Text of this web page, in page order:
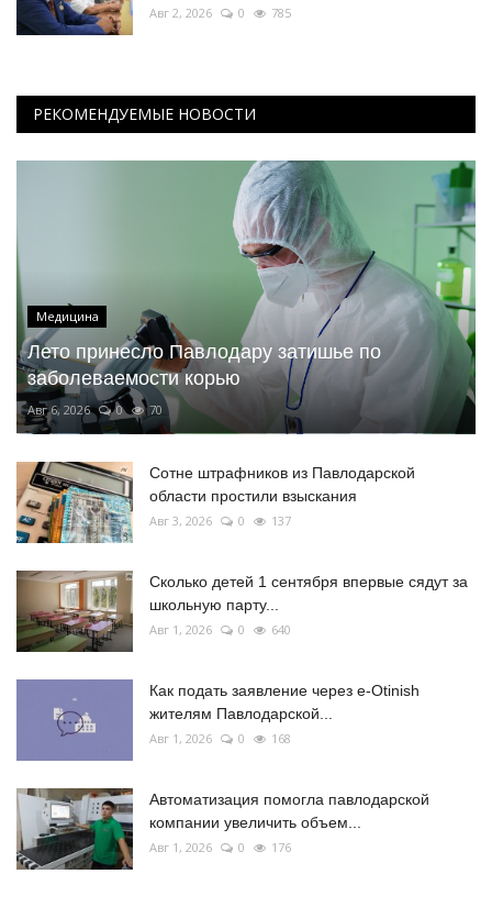
Авг 2, 2026 0 785
РЕКОМЕНДУЕМЫЕ НОВОСТИ
Медицина
Лето принесло Павлодару затишье по
заболеваемости корью
Авг 6, 2026 0 70
Сотне штрафников из Павлодарской
области простили взыскания
Авг 3, 2026 0 137
Сколько детей 1 сентября впервые сядут за
школьную парту...
Авг 1, 2026 0 640
Как подать заявление через e-Otinish
жителям Павлодарской...
Авг 1, 2026 0 168
Автоматизация помогла павлодарской
компании увеличить объем...
Авг 1, 2026 0 176